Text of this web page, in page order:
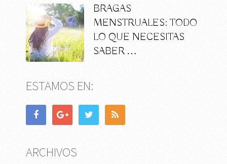
BRAGAS
MENSTRUALES: TODO
LO QUE NECESITAS
SABER …
ESTAMOS EN:
ARCHIVOS